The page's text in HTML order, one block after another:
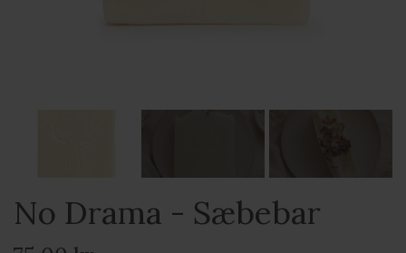
No Drama - Sæbebar